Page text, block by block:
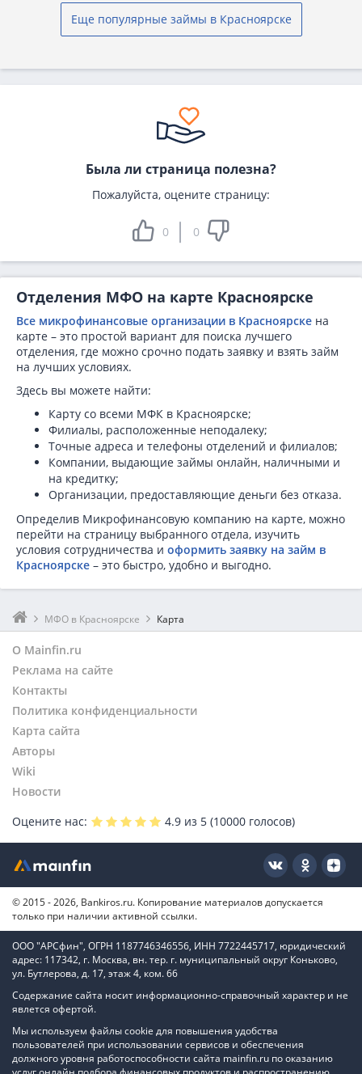
Еще популярные займы в Красноярске
Была ли страница полезна?
Пожалуйста, оцените страницу:
0 0
Отделения МФО на карте Красноярске
Все микрофинансовые организации в Красноярске на
карте – это простой вариант для поиска лучшего
отделения, где можно срочно подать заявку и взять займ
на лучших условиях.
Здесь вы можете найти:
Карту со всеми МФК в Красноярске;
Филиалы, расположенные неподалеку;
Точные адреса и телефоны отделений и филиалов;
Компании, выдающие займы онлайн, наличными и
на кредитку;
Организации, предоставляющие деньги без отказа.
Определив Микрофинансовую компанию на карте, можно
перейти на страницу выбранного отдела, изучить
условия сотрудничества и оформить заявку на займ в
Красноярске – это быстро, удобно и выгодно.
МФО в Красноярске Карта
О Mainfin.ru
Реклама на сайте
Контакты
Политика конфиденциальности
Карта сайта
Авторы
Wiki
Новости
Оцените нас:
4.9 из 5 (10000 голосов)
© 2015 - 2026, Bankiros.ru. Копирование материалов допускается
только при наличии активной ссылки.
ООО "АРСфин", ОГРН 1187746346556, ИНН 7722445717, юридический
адрес: 117342, г. Москва, вн. тер. г. муниципальный округ Коньково,
ул. Бутлерова, д. 17, этаж 4, ком. 66
Содержание сайта носит информационно-справочный характер и не
явлется офертой.
Мы используем файлы cookie для повышения удобства
пользователей при использовании сервисов и обеспечения
должного уровня работоспособности сайта mainfin.ru по оказанию